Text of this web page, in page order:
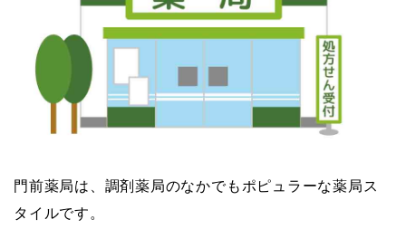
門前薬局は、調剤薬局のなかでもポピュラーな薬局ス
タイルです。